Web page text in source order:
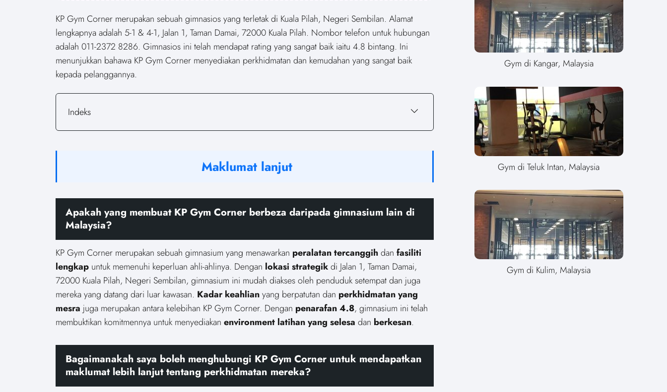
KP Gym Corner merupakan sebuah gimnasios yang terletak di Kuala Pilah, Negeri Sembilan. Alamat
lengkapnya adalah 5-1 & 4-1, Jalan 1, Taman Damai, 72000 Kuala Pilah. Nombor telefon untuk hubungan
adalah 011-2372 8286. Gimnasios ini telah mendapat rating yang sangat baik iaitu 4.8 bintang. Ini
menunjukkan bahawa KP Gym Corner menyediakan perkhidmatan dan kemudahan yang sangat baik
kepada pelanggannya.
Indeks
Maklumat lanjut
Apakah yang membuat KP Gym Corner berbeza daripada gimnasium lain di
Malaysia?
KP Gym Corner merupakan sebuah gimnasium yang menawarkan peralatan tercanggihdan fasiliti
lengkap untuk memenuhi keperluan ahli-ahlinya. Dengan lokasi strategikdi Jalan 1, Taman Damai,
72000 Kuala Pilah, Negeri Sembilan, gimnasium ini mudah diakses oleh penduduk setempat dan juga
mereka yang datang dari luar kawasan. Kadar keahlianyang berpatutan dan perkhidmatan yang
mesra juga merupakan antara kelebihan KP Gym Corner. Dengan penarafan 4.8, gimnasium ini telah
membuktikan komitmennya untuk menyediakan environment latihan yang selesa dan berkesan.
Bagaimanakah saya boleh menghubungi KP Gym Corner untuk mendapatkan
maklumat lebih lanjut tentang perkhidmatan mereka?
Gym di Kangar, Malaysia
Gym di Teluk Intan, Malaysia
Gym di Kulim, Malaysia